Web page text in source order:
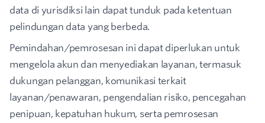
data di yurisdiksi lain dapat tunduk pada ketentuan
pelindungan data yang berbeda.
Pemindahan/pemrosesan ini dapat diperlukan untuk
mengelola akun dan menyediakan layanan, termasuk
dukungan pelanggan, komunikasi terkait
layanan/penawaran, pengendalian risiko, pencegahan
penipuan, kepatuhan hukum, serta pemrosesan